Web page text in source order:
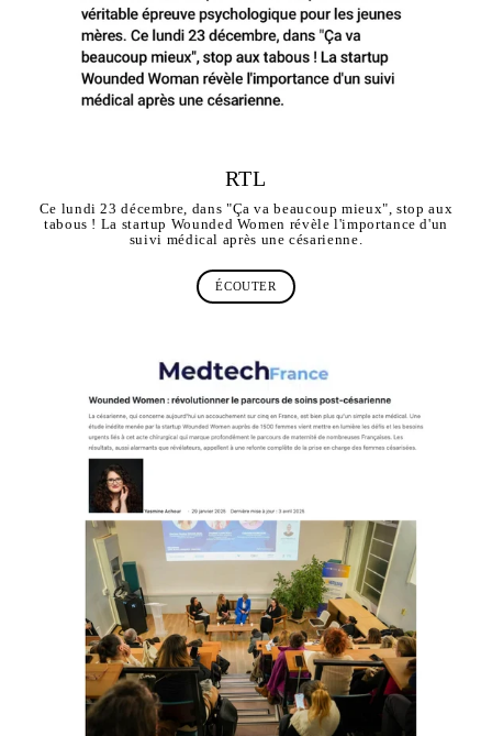
RTL
Ce lundi 23 décembre, dans "Ça va beaucoup mieux", stop aux
tabous ! La startup Wounded Women révèle l'importance d'un
suivi médical après une césarienne.
ÉCOUTER